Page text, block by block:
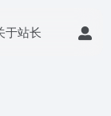
于站长